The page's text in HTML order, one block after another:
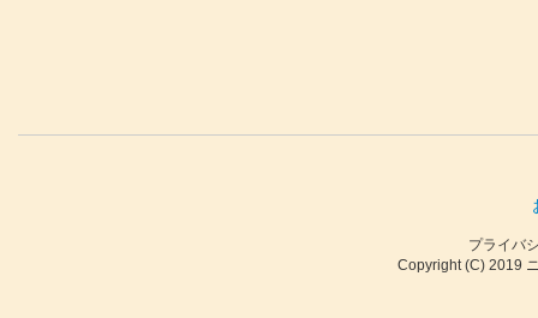
プライバ
Copyright (C) 2019